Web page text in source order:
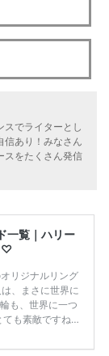
スでライターとし
信あり！みなさん
スをたくさん発信
一覧｜ハリー
♡
リジナルリング
、まさに世界に
も、世界に一つ
ても素敵ですね♡
上戸彩さん・H